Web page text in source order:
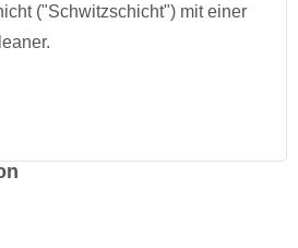
("Schwitzschicht") mit einer